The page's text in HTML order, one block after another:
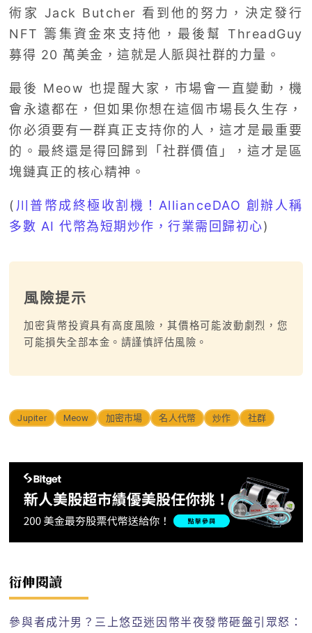
術家 Jack Butcher 看到他的努力，決定發行
NFT 籌集資金來支持他，最後幫 ThreadGuy
募得 20 萬美金，這就是人脈與社群的力量。
最後 Meow 也提醒大家，市場會一直變動，機
會永遠都在，但如果你想在這個市場長久生存，
你必須要有一群真正支持你的人，這才是最重要
的。最終還是得回歸到「社群價值」，這才是區
塊鏈真正的核心精神。
( 川普幣成終極收割機！AllianceDAO 創辦人稱
多數 AI 代幣為短期炒作，行業需回歸初心)
風險提示
加密貨幣投資具有高度風險，其價格可能波動劇烈，您
可能損失全部本金。請謹慎評估風險。
Jupiter Meow 加密市場 名人代幣 炒作 社群
衍伸閱讀
參與者成汁男？三上悠亞迷因幣半夜發幣砸盤引眾怒：